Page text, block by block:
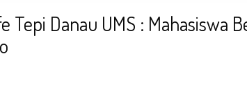
Tepi Danau UMS : Mahasiswa